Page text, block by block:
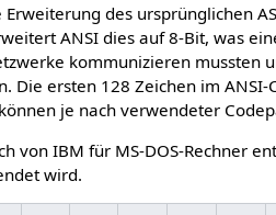
des ursprünglichen
ANSI dies auf 8-Bit, was
kommunizieren mussten
Die ersten 128 Zeichen im
je nach verwendeter
von IBM für MS-DOS-Rechner
wird.